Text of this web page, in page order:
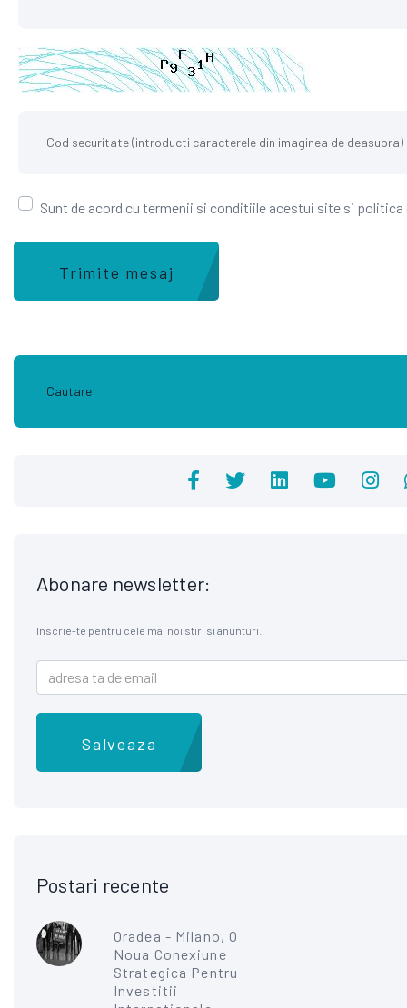
Sunt de acord cu termenii si conditiile acestui site si
Trimite mesaj
Abonare newsletter:
Inscrie-te pentru cele mai noi stiri si anunturi.
Salveaza
Postari recente
Oradea - Milano, O
Noua Conexiune
Strategica Pentru
Investitii